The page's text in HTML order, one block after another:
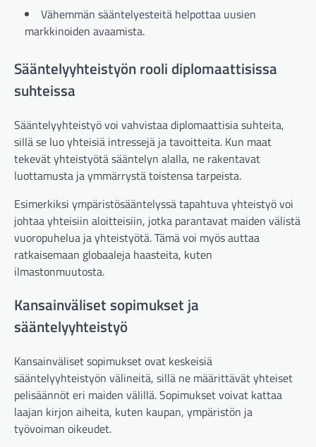
Vähemmän sääntelyesteitä helpottaa uusien
markkinoiden avaamista.
Sääntelyyhteistyön rooli diplomaattisissa
suhteissa
Sääntelyyhteistyö voi vahvistaa diplomaattisia suhteita,
sillä se luo yhteisiä intressejä ja tavoitteita. Kun maat
tekevät yhteistyötä sääntelyn alalla, ne rakentavat
luottamusta ja ymmärrystä toistensa tarpeista.
Esimerkiksi ympäristösääntelyssä tapahtuva yhteistyö voi
johtaa yhteisiin aloitteisiin, jotka parantavat maiden välistä
vuoropuhelua ja yhteistyötä. Tämä voi myös auttaa
ratkaisemaan globaaleja haasteita, kuten
ilmastonmuutosta.
Kansainväliset sopimukset ja
sääntelyyhteistyö
Kansainväliset sopimukset ovat keskeisiä
sääntelyyhteistyön välineitä, sillä ne määrittävät yhteiset
pelisäännöt eri maiden välillä. Sopimukset voivat kattaa
laajan kirjon aiheita, kuten kaupan, ympäristön ja
työvoiman oikeudet.